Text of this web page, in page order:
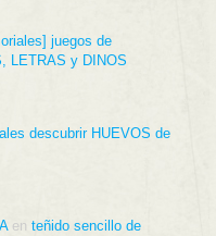
juegos de
LETRAS y DINOS
descubrir HUEVOS de
en teñido sencillo de